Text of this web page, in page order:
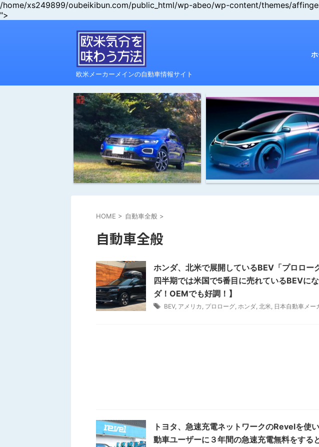
/home/xs249899/oubeikibun.com/public_html/wp-abeo/wp-content/themes/
">
欧米メーカーメインの自動車情報サイト
HOME > 自動車全般 >
自動車全般
ホンダ、北米で展開しているBEV「プロロー
四半期では米国で5番目に売れているBEVに
ダ！OEMでも好調！】
BEV, アメリカ , プロローグ, ホンダ, 北米, 日本自動車メー
トヨタ、急速充電ネットワークのRevelを使
動車ユーザーに３年間の急速充電無料をす